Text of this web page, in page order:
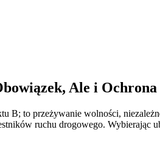
Ale i Ochrona
B; to przeżywanie wolności,
ruchu drogowego. Wybierając